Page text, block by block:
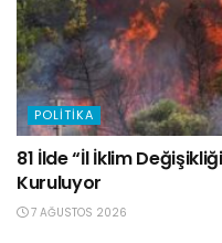
POLITIKA
81 İlde “İl İklim
Kuruluyor
7 AĞUSTOS 2026